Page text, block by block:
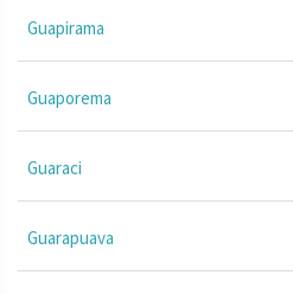
Guapirama
Guaporema
Guaraci
Guarapuava